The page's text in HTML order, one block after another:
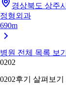
경상북도 상주
정형외과
690m
병원 전체 목록 보
0202
0202후기 살펴보기